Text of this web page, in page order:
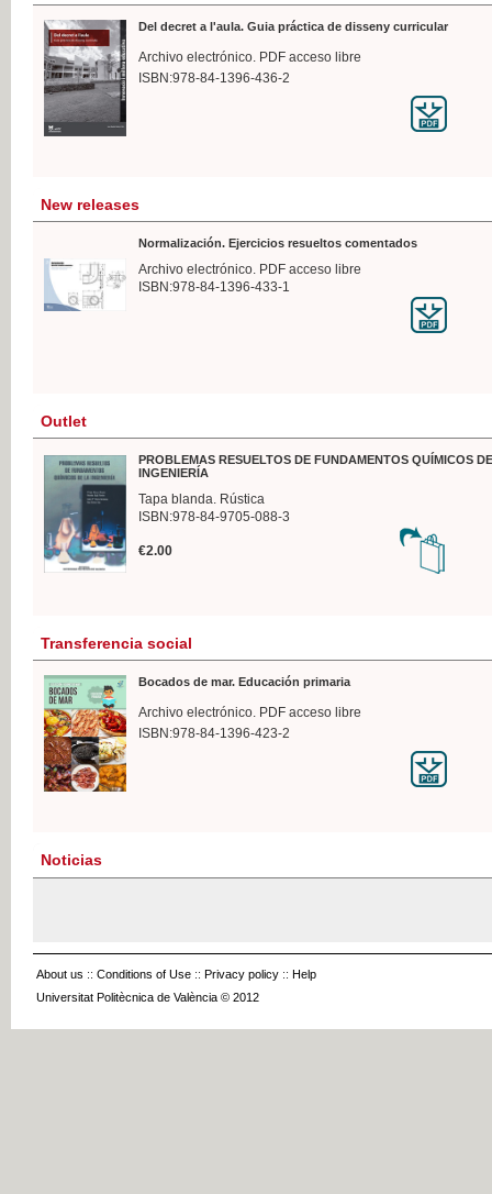
Del decret a l'aula. Guia práctica de disseny curricular
Archivo electrónico. PDF acceso libre
ISBN:978-84-1396-436-2
New releases
Normalización. Ejercicios resueltos comentados
Archivo electrónico. PDF acceso libre
ISBN:978-84-1396-433-1
Outlet
PROBLEMAS RESUELTOS DE FUNDAMENTOS QUÍMICOS
INGENIERÍA
Tapa blanda. Rústica
ISBN:978-84-9705-088-3
€2.00
Transferencia social
Bocados de mar. Educación primaria
Archivo electrónico. PDF acceso libre
ISBN:978-84-1396-423-2
Noticias
About us :: Conditions of Use :: Privacy policy :: Help
Universitat Politècnica de València © 2012